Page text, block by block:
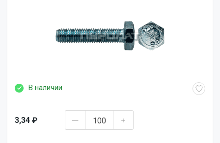
В наличии
3,34 ₽